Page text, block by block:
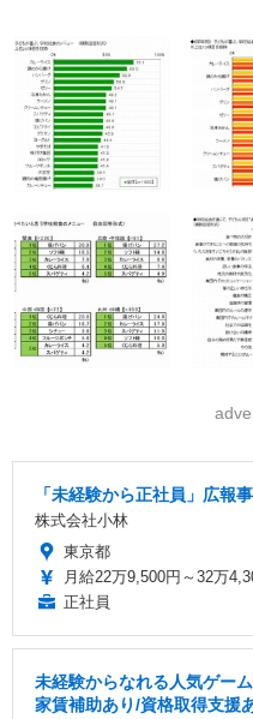
「未経験から正社員」広報
株式会社小林
東京都
月給22万9,500円～32万
正社員
未経験からなれる人気ゲー
家賃補助あり/資格取得支援